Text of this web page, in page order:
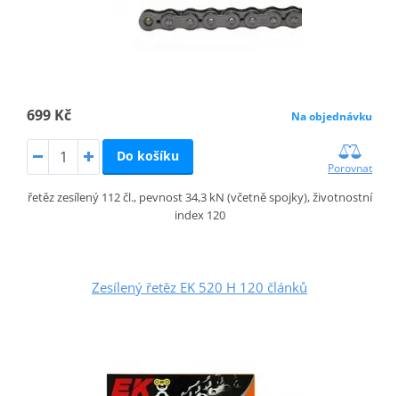
699 Kč Na objednávku
Do košíku
Porovnat
řetěz zesílený 112 čl., pevnost 34,3 kN (včetně spojky), životnostní
index 120
Zesílený řetěz EK 520 H 120 článků